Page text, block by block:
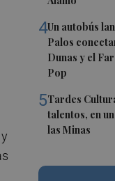
4Un autobús
Palos
Dunas y el
Pop
5Tardes
talentos, en
las Minas